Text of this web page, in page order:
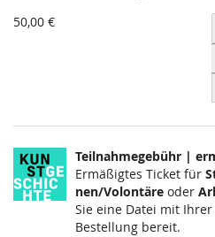
50,00 €
Teilnahmegebühr |
Ermäßigtes Ticket für
nen/Vo­lon­tä­re oder
Sie eine Datei mit
Bestel­lung bereit.